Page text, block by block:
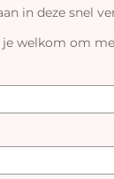
in deze snel
je welkom om